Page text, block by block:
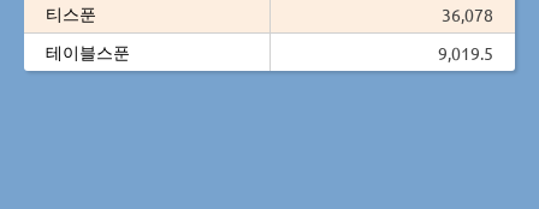
티스푼
36,078
테이블스푼
9,019.5